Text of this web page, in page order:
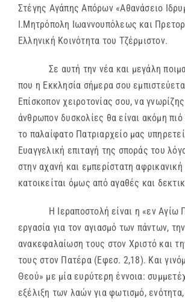
Στέγης Αγάπης Απόρων «Αθανάσειο
Ι.Μητρόπολη Ιωαννουπόλεως και
Ελληνική Κοινότητα του
Σε αυτή την νέα και μεγάλη
που η Εκκλησία σήμερα σου
Επίσκοπον χειροτονίας σου, να γνωρίζης
άνθρωπον δυσκολίες θα είναι ακόμη πιό
το παλαίφατο Πατριαρχείο μας
Ευαγγελική επιταγή της σποράς του
στην αχανή και εμπερίστατη
κατοικείται όμως από αγαθές και
Η Ιεραποστολή είναι η «εν Αγίω
εργασία για τον αγιασμό των πάντων, την
ανακεφαλαίωση τους στον Χριστό και
τους στον Πατέρα (Εφεσ. 2,18). Και
Θεού» με μία ευρύτερη έννοια:
εξέλιξη των λαών για φωτισμό, ενότητα,